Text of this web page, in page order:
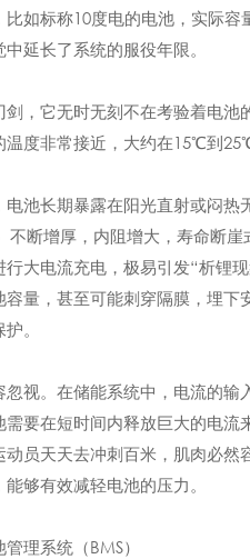
比如标称10度电的电池，实际
延长了系统的服役年限。
，它无时无刻不在考验着电
温度非常接近，大约在15℃到
池长期暴露在阳光直射或闷
不断增厚，内阻增大，寿命断
行大电流充电，极易引发“析锂
量，甚至可能刺穿隔膜，埋
。
忽视。在储能系统中，电流的
要在短时间内释放巨大的电
员天天去冲刺百米，肌肉必
够有效减轻电池的压力。
理系统（BMS）